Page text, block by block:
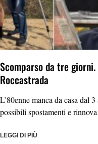
Scomparso da tre
Roccastrada
L’80enne manca da casa dal
possibili spostamenti e
LEGGI DI PIÙ